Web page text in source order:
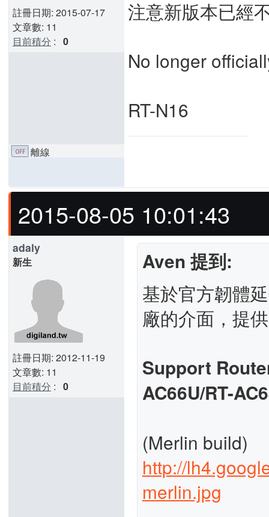
註冊日期: 2015-07-17
文章數: 11
目前積分 : 0
注意新版本已經
No longer
RT-N16
離線
2015-08-05 10:01:43
adaly
新生
註冊日期: 2012-11-19
文章數: 11
目前積分 : 0
Aven 提到:
基於官方韌體
廠的介面，提
Support
AC66U/RT-
(Merlin build)
http://
merlin.jpg